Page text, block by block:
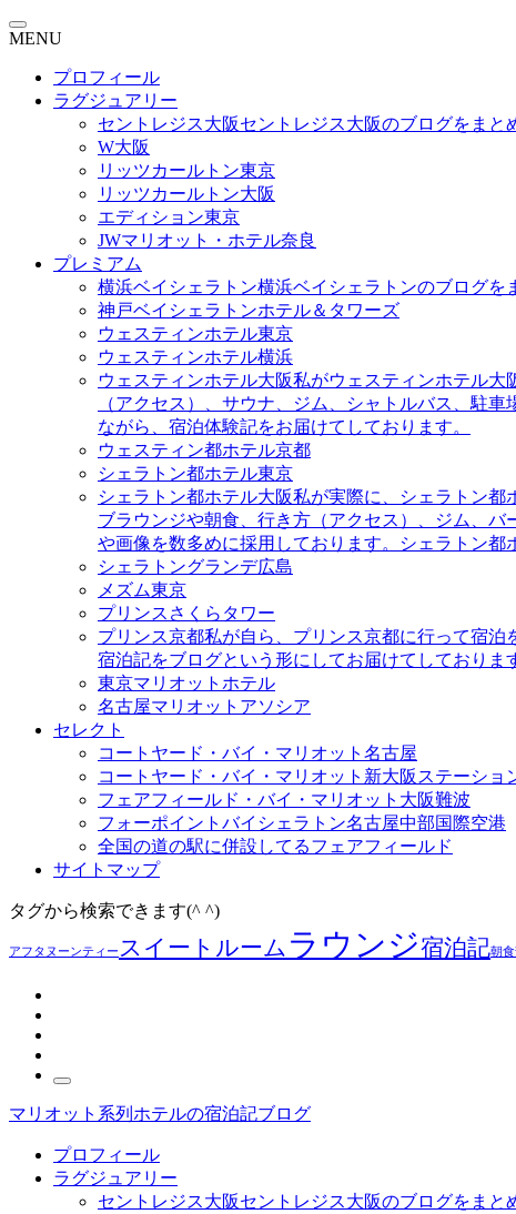
MENU
プロフィール
ラグジュアリー
セントレジス大阪セントレジス大阪のブログをまと
W大阪
リッツカールトン東京
リッツカールトン大阪
エディション東京
JWマリオット・ホテル奈良
プレミアム
横浜ベイシェラトン横浜ベイシェラトンのブログを
神戸ベイシェラトンホテル＆タワーズ
ウェスティンホテル東京
ウェスティンホテル横浜
ウェスティンホテル大阪私がウェスティンホテル大
（アクセス）、サウナ、ジム、シャトルバス、駐
ながら、宿泊体験記をお届けてしております。
ウェスティン都ホテル京都
シェラトン都ホテル東京
シェラトン都ホテル大阪私が実際に、シェラトン都
ブラウンジや朝食、行き方（アクセス）、ジム、
や画像を数多めに採用しております。シェラトン都
シェラトングランデ広島
メズム東京
プリンスさくらタワー
プリンス京都私が自ら、プリンス京都に行って宿泊
宿泊記をブログという形にしてお届けてしておりま
東京マリオットホテル
名古屋マリオットアソシア
セレクト
コートヤード・バイ・マリオット名古屋
コートヤード・バイ・マリオット新大阪ステーショ
フェアフィールド・バイ・マリオット大阪難波
フォーポイントバイシェラトン名古屋中部国際空港
全国の道の駅に併設してるフェアフィールド
サイトマップ
タグから検索できます(^ ^)
アフタヌーンティースイートルーム ラウンジ宿泊記朝食
マリオット系列ホテルの宿泊記ブログ
プロフィール
ラグジュアリー
セントレジス大阪セントレジス大阪のブログをまと